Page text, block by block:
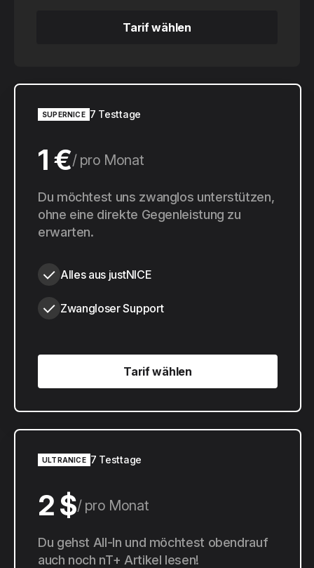
Tarif wählen
SUPERNICE 7 Testtage
1 € pro Monat
10 € pro Jahr
Du möchtest uns zwanglos unterstützen,
ohne eine direkte Gegenleistung zu
erwarten.
Alles aus justNICE
Zwangloser Support
Tarif wählen
Tarif wählen
ULTRANICE 7 Testtage
2 $ pro Monat
20 $ pro Jahr
Du gehst All-In und möchtest obendrauf
auch noch nT+ Artikel lesen!